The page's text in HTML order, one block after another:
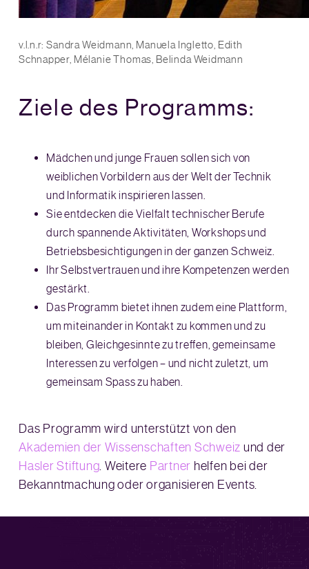
v.l.n.r: Sandra Weidmann, Manuela Ingletto, Edith
Schnapper, Mélanie Thomas, Belinda Weidmann
Ziele des Programms:
Mädchen und junge Frauen sollen sich von
weiblichen Vorbildern aus der Welt der Technik
und Informatik inspirieren lassen.
Sie entdecken die Vielfalt technischer Berufe
durch spannende Aktivitäten, Workshops und
Betriebsbesichtigungen in der ganzen Schweiz.
Ihr Selbstvertrauen und ihre Kompetenzen werden
gestärkt.
Das Programm bietet ihnen zudem eine Plattform,
um miteinander in Kontakt zu kommen und zu
bleiben, Gleichgesinnte zu treffen, gemeinsame
Interessen zu verfolgen – und nicht zuletzt, um
gemeinsam Spass zu haben.
Das Programm wird unterstützt von den
Akademien der Wissenschaften Schweiz und der
Hasler Stiftung. Weitere Partner helfen bei der
Bekanntmachung oder organisieren Events.